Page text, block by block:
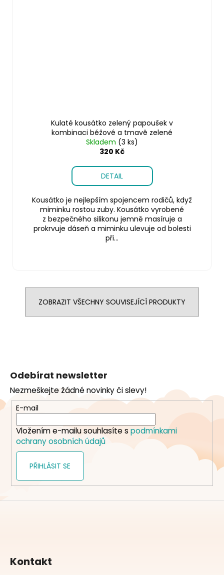
Kulaté kousátko zelený papoušek v
kombinaci béžové a tmavě zelené
Skladem (3 ks)
320 Kč
DETAIL
Kousátko je nejlepším spojencem rodičů, když
miminku rostou zuby. Kousátko vyrobené
z bezpečného silikonu jemně masíruje a
prokrvuje dáseň a miminku ulevuje od bolesti
při...
ZOBRAZIT VŠECHNY SOUVISEJÍCÍ PRODUKTY
a
t
Odebírat newsletter
Nezmeškejte žádné novinky či slevy!
E-mail
Vložením e-mailu souhlasíte s podmínkami
ochrany osobních údajů
PŘIHLÁSIT SE
Kontakt